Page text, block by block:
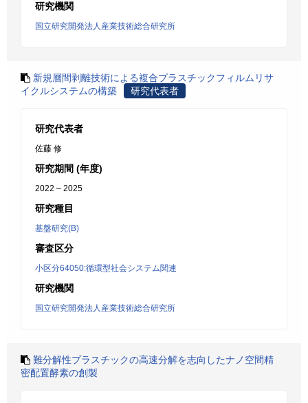
研究機関
国立研究開発法人産業技術総合研究所
新規層間剥離技術による複合プラスチックフィルムリサ
イクルシステムの構築
研究代表者
研究代表者
佐藤 修
研究期間 (年度)
2022 – 2025
研究種目
基盤研究(B)
審査区分
小区分64050:循環型社会システム関連
研究機関
国立研究開発法人産業技術総合研究所
難分解性プラスチックの高速分解を志向したナノ空間精
密配置酵素の創製